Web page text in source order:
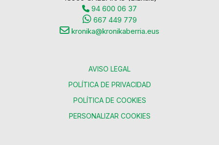
94 600 06 37
667 449 779
kronika@kronikaberria.eus
AVISO LEGAL
POLÍTICA DE PRIVACIDAD
POLÍTICA DE COOKIES
PERSONALIZAR COOKIES